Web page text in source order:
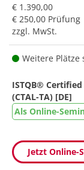
€ 1.390,00
€ 250,00 Prüfung
zzgl. MwSt.
Weitere
ISTQB®
(CTAL-TA) [DE]
Als Online-
Jetzt Online-